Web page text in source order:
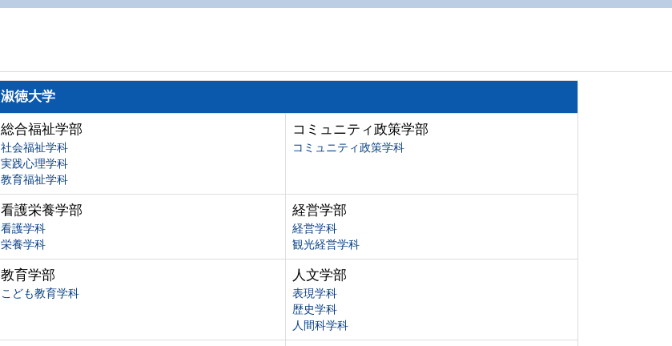
淑徳大学
総合福祉学部
社会福祉学科
実践心理学科
教育福祉学科
コミュニティ政策学部
コミュニティ政策学科
看護栄養学部
看護学科
栄養学科
経営学部
経営学科
観光経営学科
教育学部
こども教育学科
人文学部
表現学科
歴史学科
人間科学科